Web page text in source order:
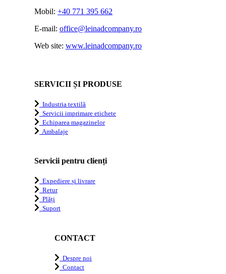
Mobil: +40 771 395 662
E-mail: office@leinadcompany.ro
Web site: www.leinadcompany.ro
SERVICII ȘI PRODUSE
Industria textilă
Servicii imprimare etichete
Echiparea magazinelor
Ambalaje
Servicii pentru clienți
Expediere și livrare
Retur
Plăți
Suport
CONTACT
Despre noi
Contact